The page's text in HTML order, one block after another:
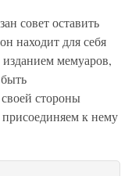
совет оставить
находит для себя
мемуаров,
стороны
к нему